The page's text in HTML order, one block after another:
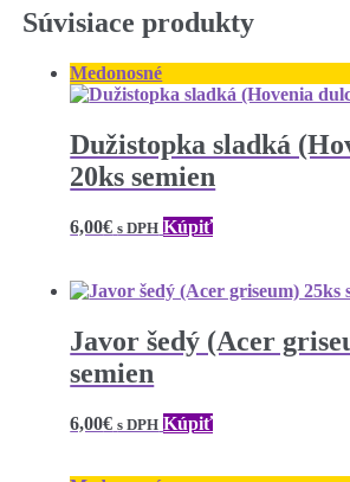
Súvisiace produkty
Medonosné
Dužistopka sladká
20ks semien
6,00€ s DPH Kúpiť
Javor šedý (Acer
semien
6,00€ s DPH Kúpiť